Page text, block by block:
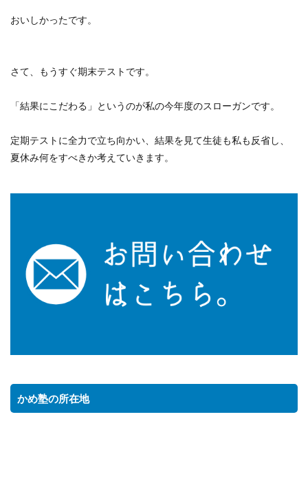
おいしかったです。
さて、もうすぐ期末テストです。
「結果にこだわる」というのが私の今年度のスローガンです。
定期テストに全力で立ち向かい、結果を見て生徒も私も反省し、
夏休み何をすべきか考えていきます。
かめ塾の所在地